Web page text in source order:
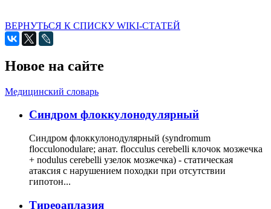
ВЕРНУТЬСЯ К СПИСКУ WIKI-СТАТЕЙ
Новое на сайте
Медицинский словарь
Cиндром флоккулонодулярный
Синдром флоккулонодулярный (syndromum
flocculonodulare; анат. flocculus cerebelli клочок мозжечка
+ nodulus cerebelli узелок мозжечка) - статическая
атаксия с нарушением походки при отсутствии
гипотон...
Тиреоаплазия